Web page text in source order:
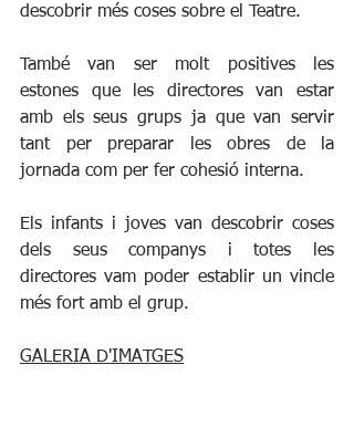
descobrir més coses sobre el Teatre.
També van ser molt positives les
estones que les directores van estar
amb els seus grups ja que van servir
tant per preparar les obres de la
jornada com per fer cohesió interna.
Els infants i joves van descobrir coses
dels seus companys i totes les
directores vam poder establir un vincle
més fort amb el grup.
GALERIA D'IMATGES